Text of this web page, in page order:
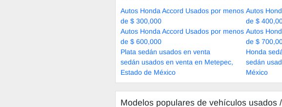
Autos Honda Accord Usados por menos
de $ 300,000
Autos
de $
Autos Honda Accord Usados por menos
de $ 600,000
Autos
de $
Plata sedán usados en venta
Honda
sedán usados en venta en Metepec,
Estado de México
sedán
México
Modelos populares de vehículos usados